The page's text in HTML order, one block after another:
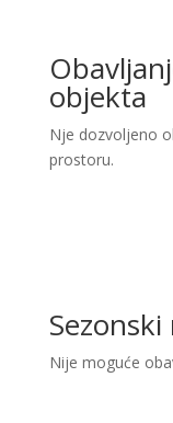
objekta
Nje dozvoljeno
prostoru.
Sezonski
Nije moguće